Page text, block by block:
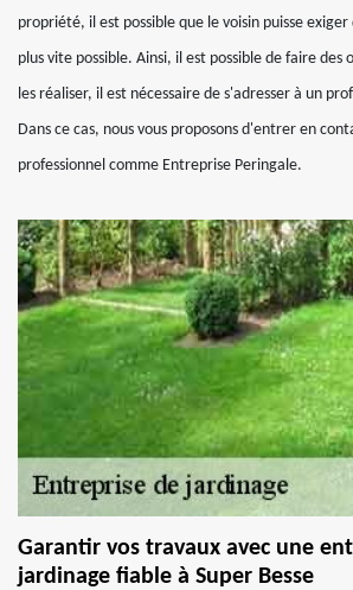
propriété, il est possible que le voisin puisse
plus vite possible. Ainsi, il est possible de faire
les réaliser, il est nécessaire de s'adresser à un
Dans ce cas, nous vous proposons d'entrer en
professionnel comme Entreprise Peringale.
Garantir vos travaux avec une
jardinage fiable à Super Besse